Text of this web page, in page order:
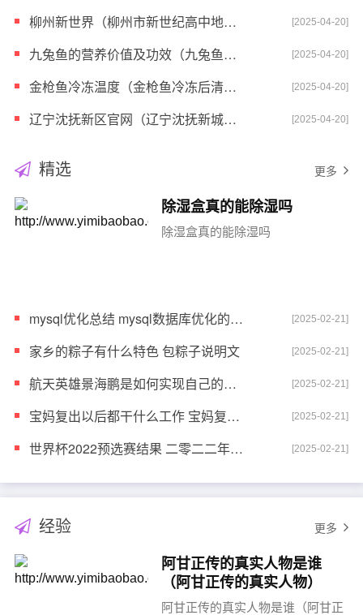
柳州新世界（柳州市新世纪高中地址） [2025-04-20]
九兔鱼的营养价值及功效（九兔鱼怎么做最好） [2025-04-20]
金枪鱼冷冻温度（金枪鱼冷冻后清蒸的家庭做法） [2025-04-20]
辽宁沈抚新区官网（辽宁沈抚新城官网） [2025-04-20]
精选 更多
除湿盒真的能除湿吗
除湿盒真的能除湿吗
mysql优化总结 mysql数据库优化的几种方法 [2025-02-21]
家乡的粽子有什么特色 包粽子说明文 [2025-02-21]
航天英雄景海鹏是如何实现自己的理想的 航天英雄景海鹏简介 [2025-02-21]
宝妈复出以后都干什么工作 宝妈复出上班的心情说说 [2025-02-21]
世界杯2022预选赛结果 二零二二年世界杯预选赛 [2025-02-21]
经验 更多
阿甘正传的真实人物是谁
（阿甘正传的真实人物）
阿甘正传的真实人物是谁（阿甘正